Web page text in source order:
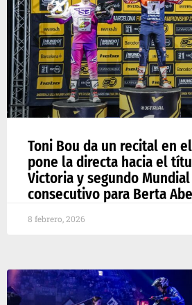
Toni Bou da un recital en
pone la directa hacia el
Victoria y segundo
consecutivo para Berta
8 febrero, 2026